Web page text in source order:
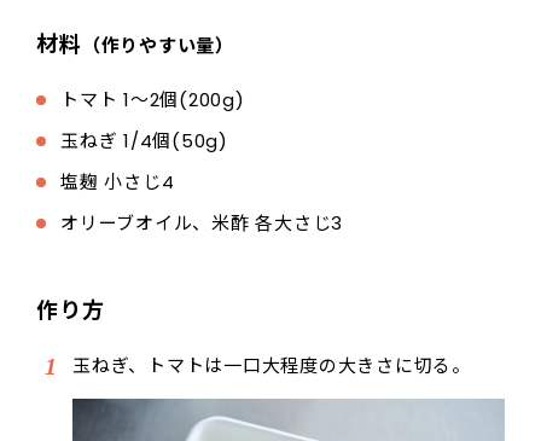
材料 （作りやすい量）
トマト 1〜2個(200g)
玉ねぎ 1/4個(50g)
塩麹 小さじ4
オリーブオイル、米酢 各大さじ3
作り方
玉ねぎ、トマトは一口大程度の大きさに切る。